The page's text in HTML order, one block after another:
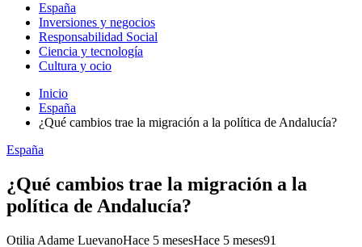
España
Inversiones y negocios
Responsabilidad Social
Ciencia y tecnología
Cultura y ocio
Inicio
España
¿Qué cambios trae la migración a la política de Andalucía?
España
¿Qué cambios trae la migración a la
política de Andalucía?
Otilia Adame LuevanoHace 5 mesesHace 5 meses91